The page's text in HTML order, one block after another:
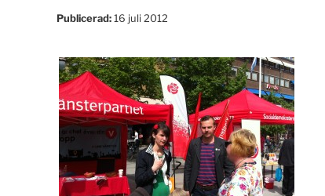
Publicerad:16 juli 2012